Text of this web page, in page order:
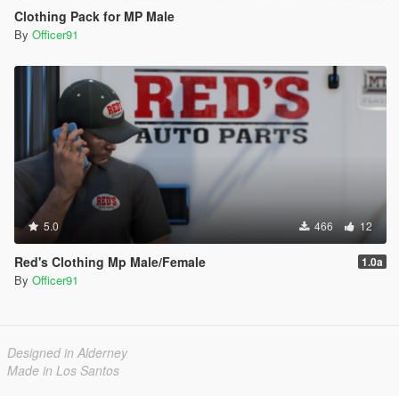
Clothing Pack for MP Male
By Officer91
5.0 466 12
Red's Clothing Mp Male/Female 1.0a
By Officer91
Designed in Alderney
Made in Los Santos